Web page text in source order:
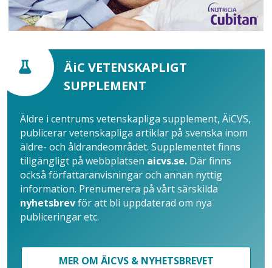
ÄiC VETENSKAPLIGT
SUPPLEMENT
Äldre i centrums vetenskapliga supplement, ÄiCVS,
publicerar vetenskapliga artiklar på svenska inom
äldre- och åldrandeområdet. Supplementet finns
tillgängligt på webbplatsen aicvs.se. Där finns
också författaranvisningar och annan nyttig
information. Prenumerera på vårt särskilda
nyhetsbrevför att bli uppdaterad om nya
publiceringar etc.
MER OM ÄICVS & NYHETSBREVET